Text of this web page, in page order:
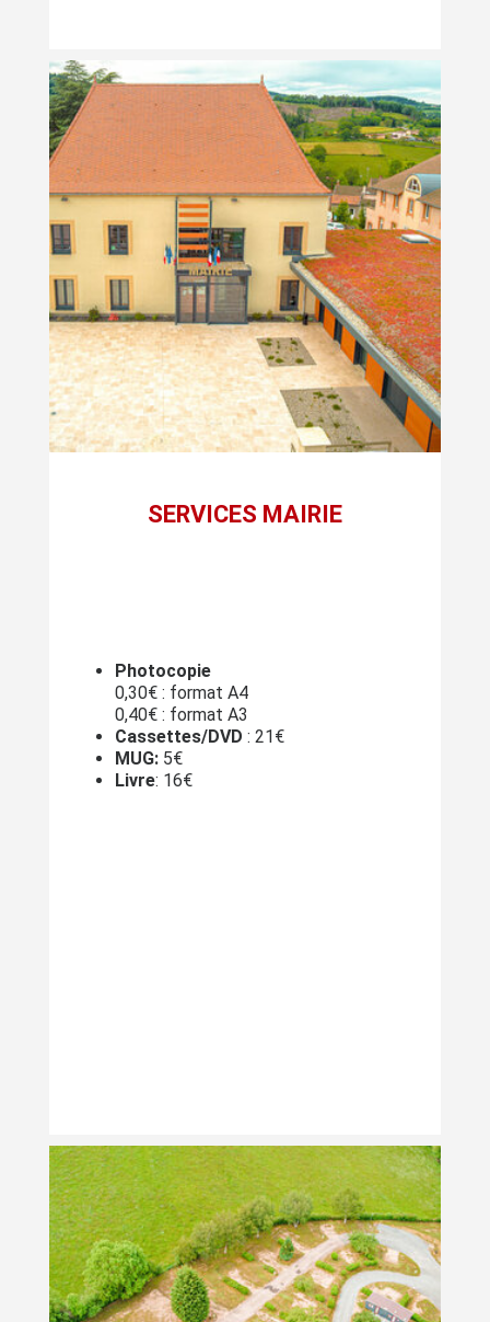
SERVICES MAIRIE
Photocopie
0,30€ : format A4
0,40€ : format A3
Cassettes/DVD : 21€
MUG: 5€
Livre: 16€